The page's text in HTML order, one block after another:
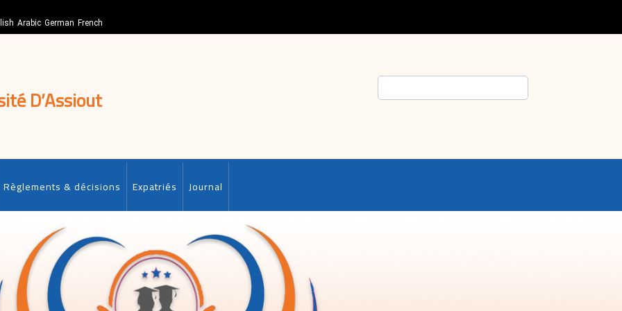
Arabic German French
D’Assiout
Règlements & décisions Expatriés Journal